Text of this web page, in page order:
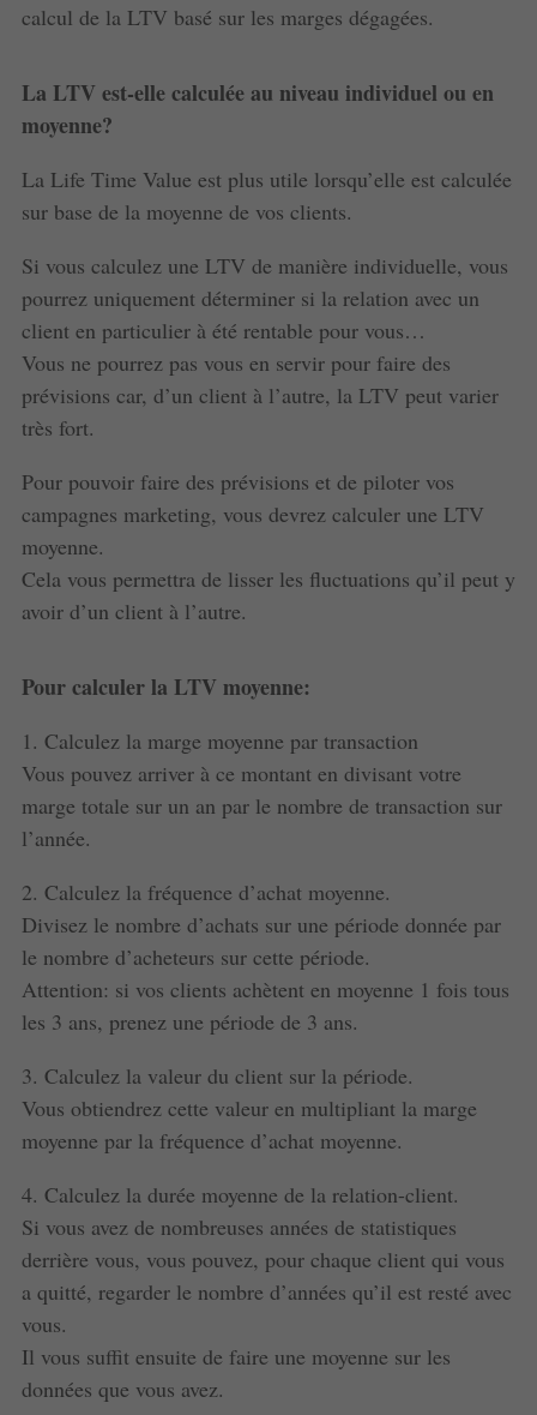
calcul de la LTV basé sur les marges dégagées.
La LTV est-elle calculée au niveau individuel ou en
moyenne?
La Life Time Value est plus utile lorsqu’elle est calculée
sur base de la moyenne de vos clients.
Si vous calculez une LTV de manière individuelle, vous
pourrez uniquement déterminer si la relation avec un
client en particulier à été rentable pour vous…
Vous ne pourrez pas vous en servir pour faire des
prévisions car, d’un client à l’autre, la LTV peut varier
très fort.
Pour pouvoir faire des prévisions et de piloter vos
campagnes marketing, vous devrez calculer une LTV
moyenne.
Cela vous permettra de lisser les fluctuations qu’il peut y
avoir d’un client à l’autre.
Pour calculer la LTV moyenne:
1. Calculez la marge moyenne par transaction
Vous pouvez arriver à ce montant en divisant votre
marge totale sur un an par le nombre de transaction sur
l’année.
2. Calculez la fréquence d’achat moyenne.
Divisez le nombre d’achats sur une période donnée par
le nombre d’acheteurs sur cette période.
Attention: si vos clients achètent en moyenne 1 fois tous
les 3 ans, prenez une période de 3 ans.
3. Calculez la valeur du client sur la période.
Vous obtiendrez cette valeur en multipliant la marge
moyenne par la fréquence d’achat moyenne.
4. Calculez la durée moyenne de la relation-client.
Si vous avez de nombreuses années de statistiques
derrière vous, vous pouvez, pour chaque client qui vous
a quitté, regarder le nombre d’années qu’il est resté avec
vous.
Il vous suffit ensuite de faire une moyenne sur les
données que vous avez.